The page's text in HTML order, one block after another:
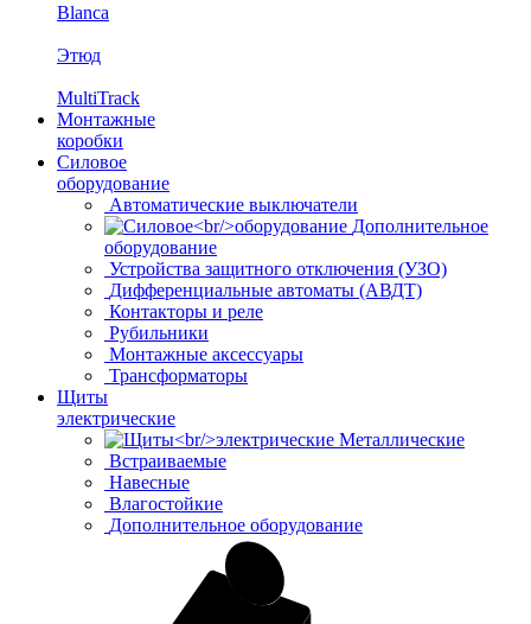
Blanca
Этюд
MultiTrack
Монтажные
коробки
Силовое
оборудование
Автоматические выключатели
Дополнительное
оборудование
Устройства защитного отключения (УЗО)
Дифференциальные автоматы (АВДТ)
Контакторы и реле
Рубильники
Монтажные аксессуары
Трансформаторы
Щиты
электрические
Металлические
Встраиваемые
Навесные
Влагостойкие
Дополнительное оборудование